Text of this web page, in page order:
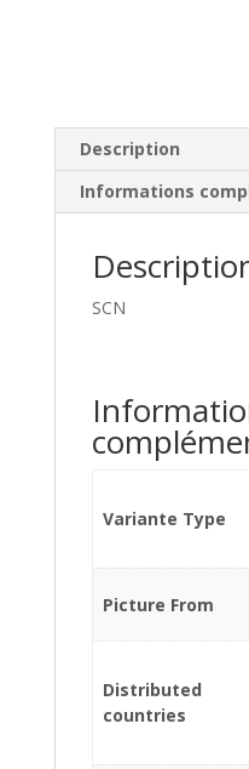
Description
Informations
SCN
Variante Type
Picture From
Distributed
countries